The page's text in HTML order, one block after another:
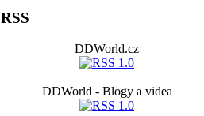
RSS
DDWorld.cz
DDWorld - Blogy a videa